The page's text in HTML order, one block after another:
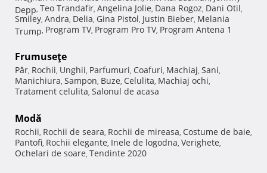
Depp, Teo Trandafir, Angelina Jolie, Dana Rogoz, Dani Otil,
Smiley, Andra, Delia, Gina Pistol, Justin Bieber, Melania
Trump, Program TV, Program Pro TV, Program Antena 1
Frumuseţe
Păr, Rochii, Unghii, Parfumuri, Coafuri, Machiaj, Sani,
Manichiura, Sampon, Buze, Celulita, Machiaj ochi,
Tratament celulita, Salonul de acasa
Modă
Rochii, Rochii de seara, Rochii de mireasa, Costume de baie,
Pantofi, Rochii elegante, Inele de logodna, Verighete,
Ochelari de soare, Tendinte 2020